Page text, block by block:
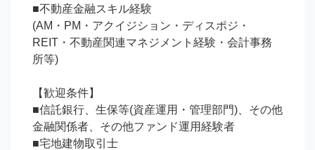
■不動産金融スキル経験
(AM・PM・アクイジション・ディスポジ・
REIT・不動産関連マネジメント経験・会計事務
所等)
【歓迎条件】
■信託銀行、生保等(資産運用・管理部門)、その他
金融関係者、その他ファンド運用経験者
■宅地建物取引士